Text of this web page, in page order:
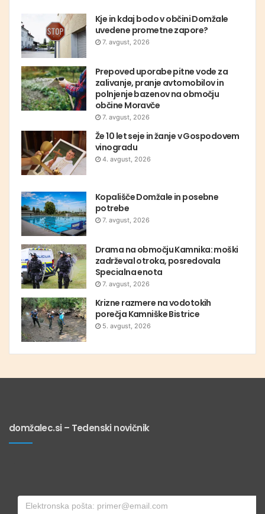
Kje in kdaj bodo v občini Domžale
uvedene prometne zapore?
7. avgust, 2026
Prepoved uporabe pitne vode za
zalivanje, pranje avtomobilov in
polnjenje bazenov na območju
občine Moravče
7. avgust, 2026
Že 10 let seje in žanje v Gospodovem
vinogradu
4. avgust, 2026
Kopališče Domžale in posebne
potrebe
7. avgust, 2026
Drama na območju Kamnika: moški
zadrževal otroka, posredovala
Specialna enota
7. avgust, 2026
Krizne razmere na vodotokih
porečja Kamniške Bistrice
5. avgust, 2026
domžalec.si – Tedenski novičnik